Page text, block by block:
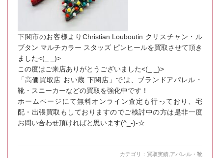
下関市のお客様よりChristian Louboutin クリスチャン・ル
ブタン マルチカラー スタッズ ピンヒールを買取させて頂き
ました<(_ _)>
この度はご来店ありがとうございました<(_ _)>
「高価買取店 おい蔵 下関店」では、ブランドアパレル・
靴・スニーカーなどの買取を強化中です！
ホームページにて無料オンライン査定も行っており、宅
配・出張買取もしておりますのでご検討中の方は是非一度
お問い合わせ頂ければと思います(^_-)-☆
カテゴリ： 買取実績,アパレル・靴